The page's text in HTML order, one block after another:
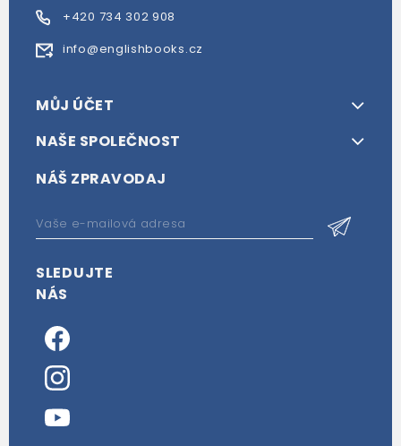
+420 734 302 908
info@englishbooks.cz
MŮJ ÚČET
NAŠE SPOLEČNOST
NÁŠ ZPRAVODAJ
SLEDUJTE
NÁS